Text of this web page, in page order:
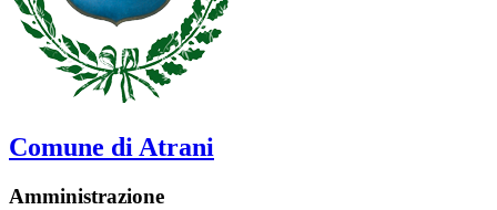
Comune di Atrani
Amministrazione